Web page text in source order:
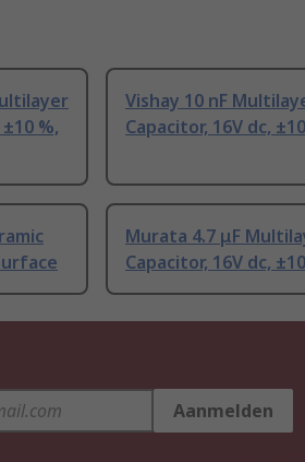
%,
Vishay 10 nF
Capacitor, 16V dc,
Murata 4.7 μF
Capacitor, 16V dc,
Aanmelden